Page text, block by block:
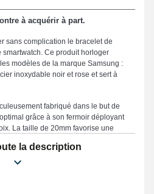
à acquérir à part.
sans complication le bracelet de
Ce produit horloger
modèles de la marque Samsung :
inoxydable noir et rose et sert à
fabriqué dans le but de
grâce à son fermoir déployant
La taille de 20mm favorise une
idéal en vue d'en changer un usé
Mettant en valeur l'esthétique
exigences des connaisseurs.
la description